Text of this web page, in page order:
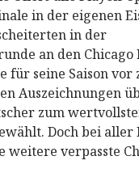
in der eigenen
in der
an den Chicago
für seine Saison vor
Auszeichnungen
zum
Doch bei aller
weitere verpasste